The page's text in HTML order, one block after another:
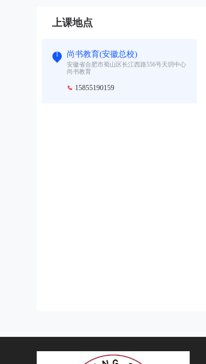
上课地点
1 尚书教育(安徽总校)
安徽省合肥市蜀山区长江西路556号天玥中心
尚书教育
 15855190159